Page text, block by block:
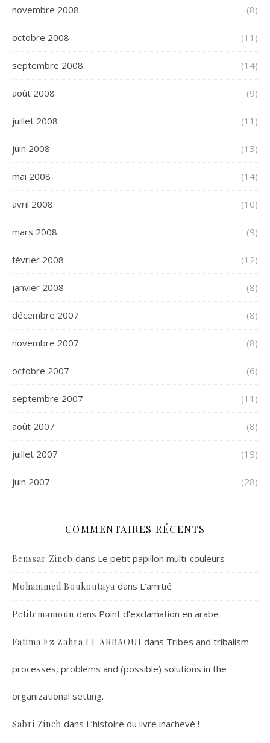
novembre 2008 (8)
octobre 2008 (11)
septembre 2008 (14)
août 2008 (9)
juillet 2008 (11)
juin 2008 (13)
mai 2008 (14)
avril 2008 (10)
mars 2008 (9)
février 2008 (12)
janvier 2008 (8)
décembre 2007 (8)
novembre 2007 (8)
octobre 2007 (6)
septembre 2007 (11)
août 2007 (8)
juillet 2007 (19)
juin 2007 (28)
COMMENTAIRES RÉCENTS
Benssar Zineb dans Le petit papillon multi-couleurs
Mohammed Boukoutaya dans L’amitié
Petitemamoun dans Point d’exclamation en arabe
Fatima Ez Zahra EL ARBAOUI dans Tribes and tribalism-
processes, problems and (possible) solutions in the
organizational setting.
Sabri Zineb dans L’histoire du livre inachevé !